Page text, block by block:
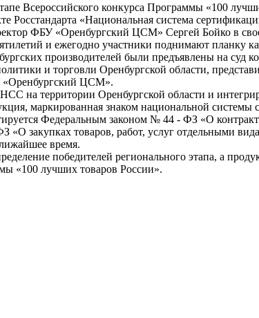
Всероссийского конкурса Программы «100
Росстандарта «Национальная система
ФБУ «Оренбургский ЦСМ» Сергей Бойко в
и ежегодно участники поднимают планку
производителей были предъявлены на суд
и торговли Оренбургской области,
«Оренбургский ЦСМ».
на территории Оренбургской области и
маркированная знаком национальной системы
Федеральным законом № 44 - ФЗ «О
закупках товаров, работ, услуг отдельными
время.
победителей регионального этапа, а
«100 лучших товаров России».